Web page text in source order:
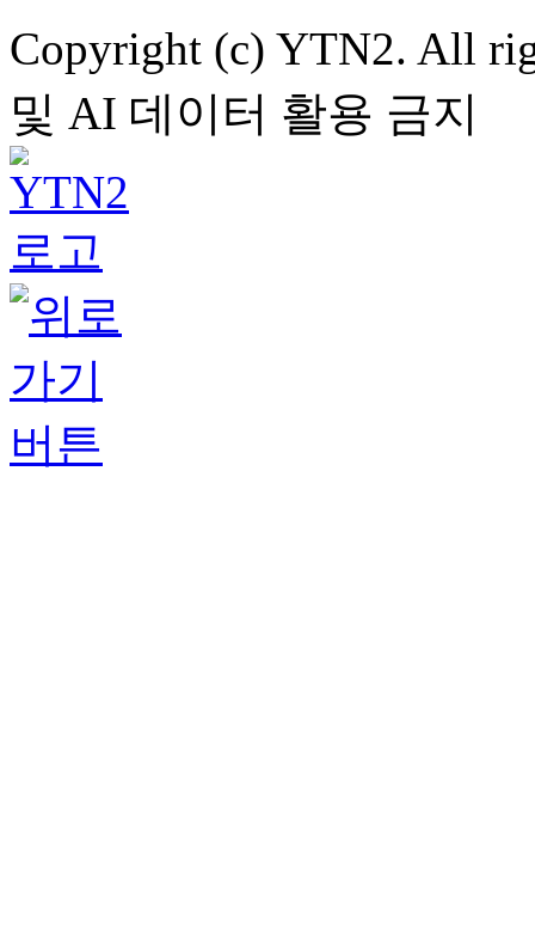
Copyright (c) YTN2. All
및 AI 데이터 활용 금지